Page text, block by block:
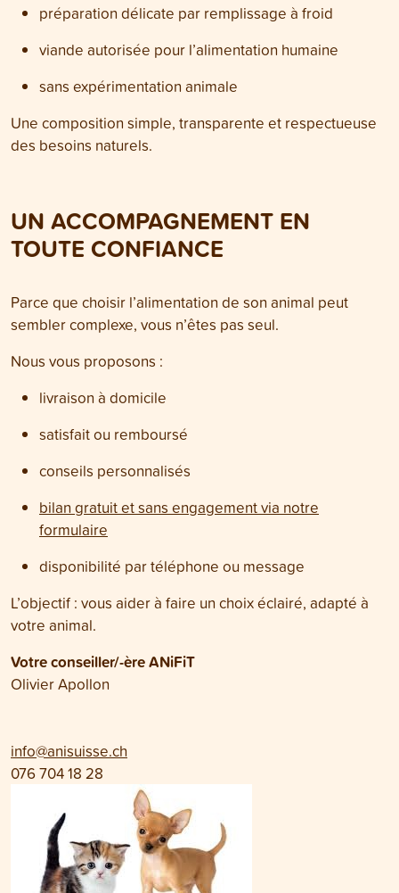
préparation délicate par remplissage à froid
viande autorisée pour l’alimentation humaine
sans expérimentation animale
Une composition simple, transparente et respectueuse
des besoins naturels.
UN ACCOMPAGNEMENT EN
TOUTE CONFIANCE
Parce que choisir l’alimentation de son animal peut
sembler complexe, vous n’êtes pas seul.
Nous vous proposons :
livraison à domicile
satisfait ou remboursé
conseils personnalisés
bilan gratuit et sans engagement via notre
formulaire
disponibilité par téléphone ou message
L’objectif : vous aider à faire un choix éclairé, adapté à
votre animal.
Votre conseiller/-ère ANiFiT
Olivier Apollon
info@anisuisse.ch
076 704 18 28